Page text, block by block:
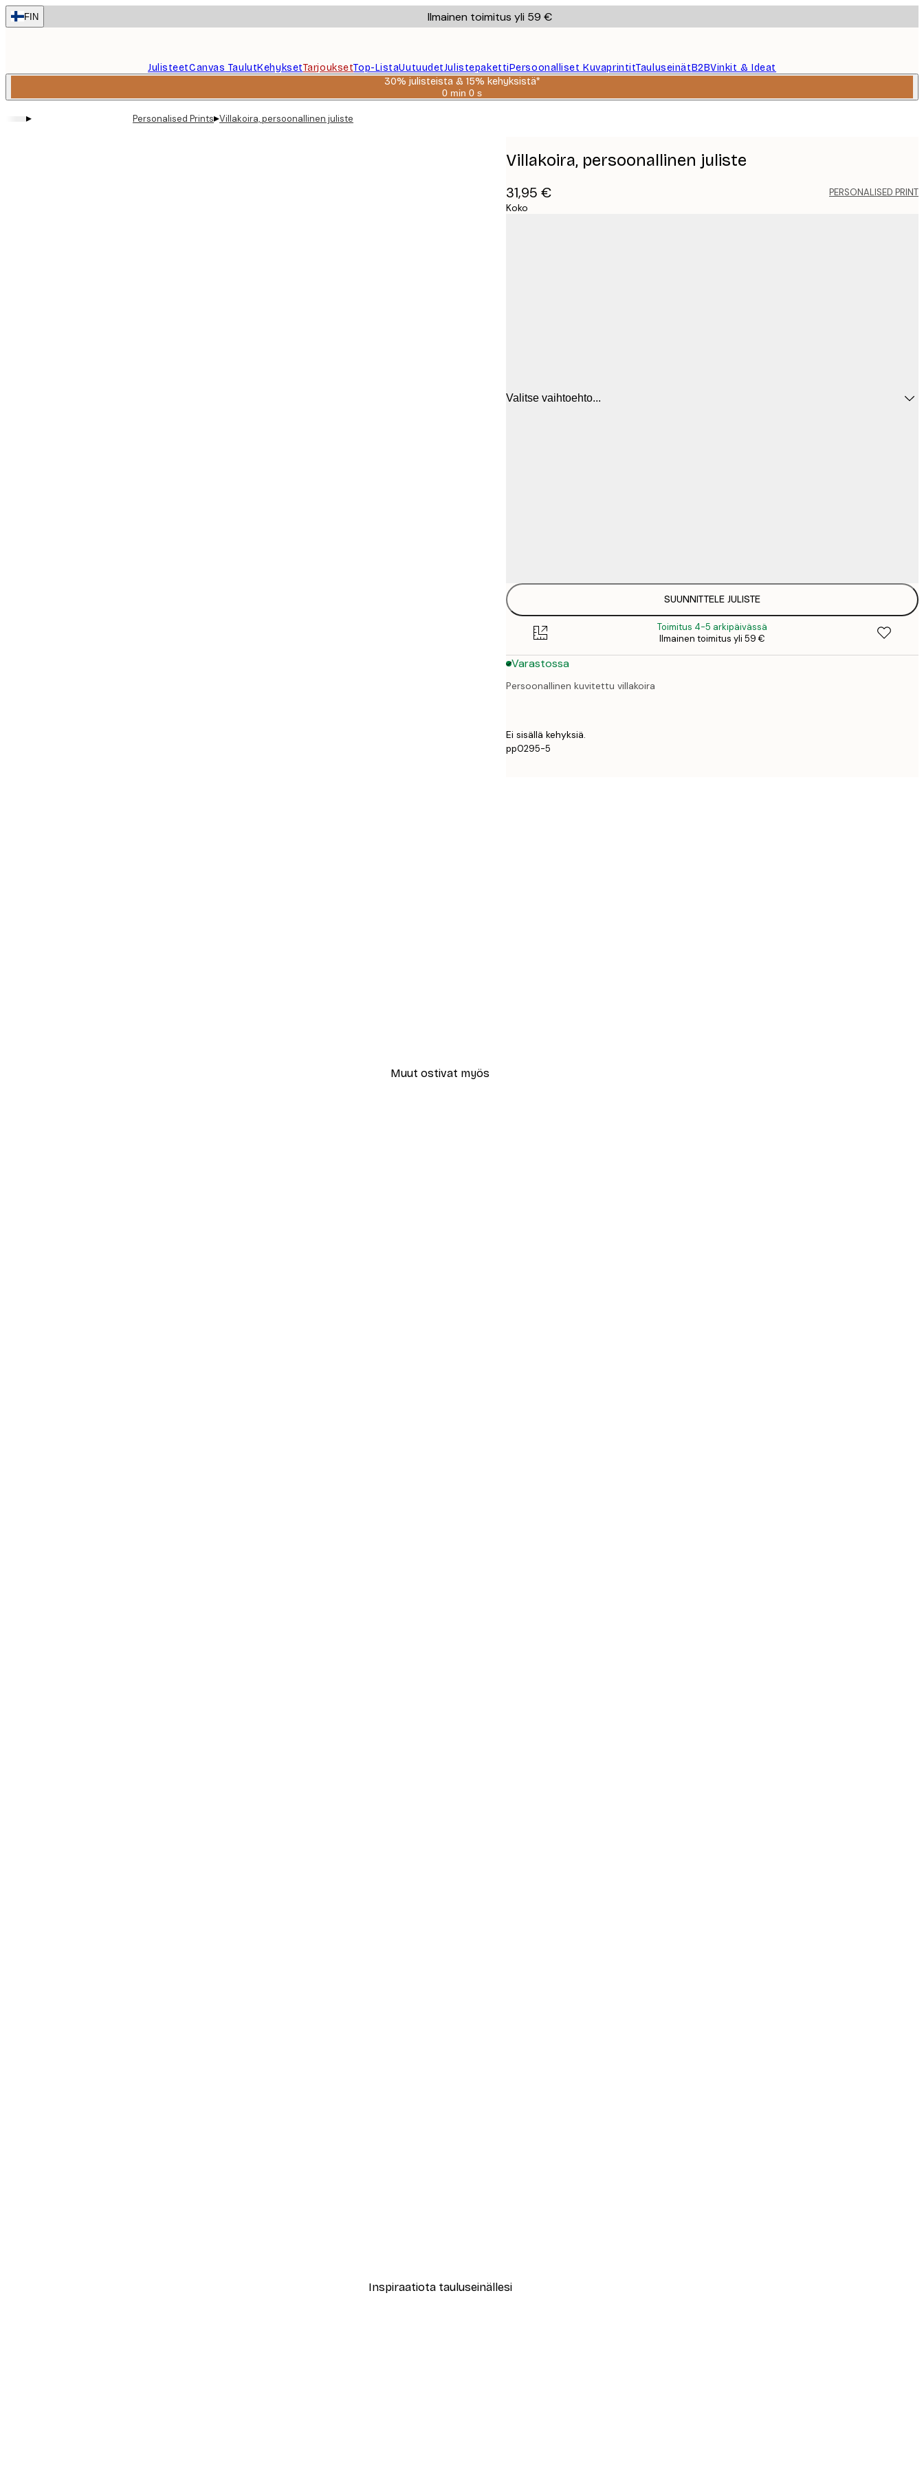
Skip
to
FIN Ilmainen toimitus yli 59 €
JulisteetCanvas TaulutKehyksetTarjouksetTop-ListaUutuudetJulistepakettiPersoonalliset KuvaprintitTauluseinätB2BVinkit & Ideat
30% julisteista & 15% kehyksistä*
0 min 0 s
Voimassa
▸ Personalised Prints▸Villakoira, persoonallinen juliste
Villakoira, persoonallinen juliste
31,95 € PERSONALISED PRINT
Koko
Valitse vaihtoehto...
50x70 cm
SUUNNITTELE JULISTE
Toimitus 4-5 arkipäivässä
Ilmainen toimitus yli 59 €
Varastossa
Persoonallinen kuvitettu villakoira
Ei sisällä kehyksiä.
pp0295-5
Muut ostivat myös
Inspiraatiota tauluseinällesi